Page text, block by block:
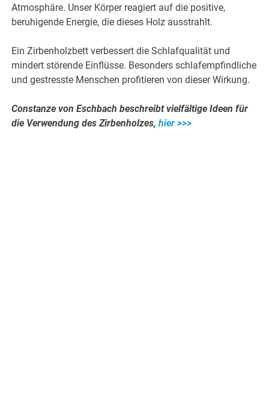
Atmosphäre. Unser Körper reagiert auf die positive,
beruhigende Energie, die dieses Holz ausstrahlt.
Ein Zirbenholzbett verbessert die Schlafqualität und
mindert störende Einflüsse. Besonders schlafempfindliche
und gestresste Menschen profitieren von dieser Wirkung.
Constanze von Eschbach beschreibt vielfältige Ideen für
die Verwendung des Zirbenholzes,hier >>>